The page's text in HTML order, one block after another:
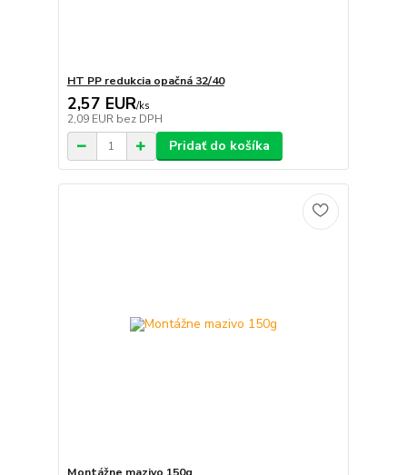
HT PP redukcia opačná 32/40
2,57 EUR/ks
2,09 EUR bez DPH
Pridať do košíka
Montážne mazivo 150g